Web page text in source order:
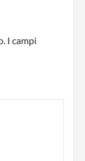
I campi